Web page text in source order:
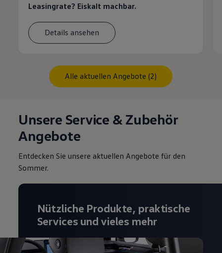
Leasingrate? Eiskalt machbar.
Details ansehen
Alle aktuellen Angebote (2)
Unsere Service & Zubehör
Angebote
Entdecken Sie unsere aktuellen Angebote für den
Sommer.
Nützliche Produkte, praktische
Services und vieles mehr